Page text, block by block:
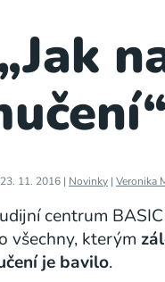
23. 11. 2016 | Novinky | Veronika
centrum
všechny, kterým
je bavilo.